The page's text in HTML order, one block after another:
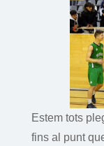
Estem tots
fins al punt